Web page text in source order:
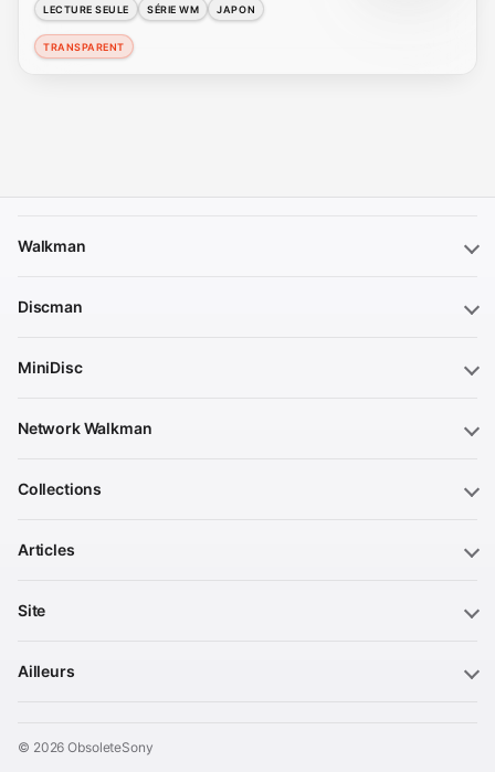
LECTURE SEULE SÉRIE WM JAPON
TRANSPARENT
Walkman
Discman
MiniDisc
Network Walkman
Collections
Articles
Site
Ailleurs
© 2026 ObsoleteSony